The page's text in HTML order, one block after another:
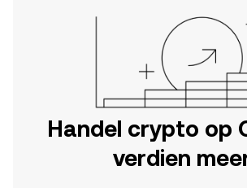
Handel crypto op
verdien